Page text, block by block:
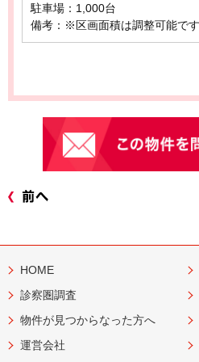
駐車場：1,000台
備考：※区画面積は調整可能です
HOME
診察圏調査
物件が見つからなった方へ
運営会社